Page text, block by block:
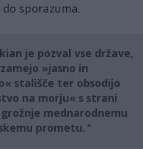
sporazuma.
je pozval vse države,
»jasno in
stališče ter obsodijo
na morju« s strani
grožnje mednarodnemu
prometu.